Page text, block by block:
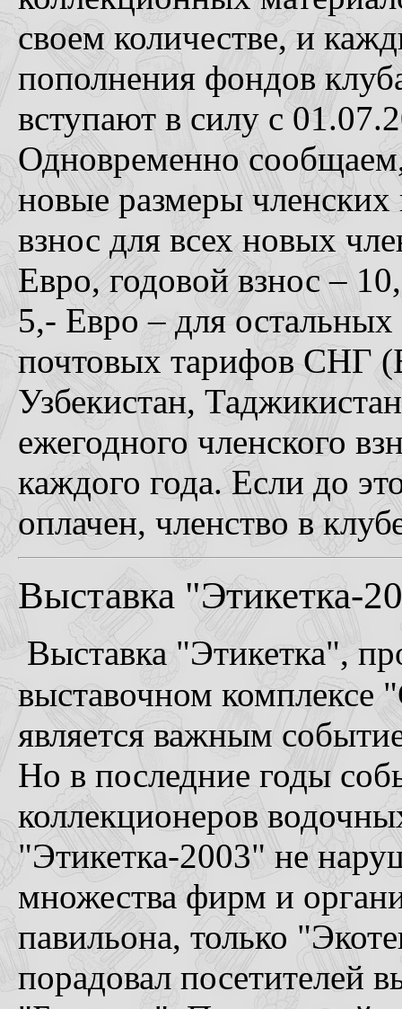
своем количестве, и
пополнения фондов
вступают в силу с
Одновременно
новые размеры
взнос для всех новых
Евро, годовой взнос –
5,- Евро – для
почтовых тарифов СНГ
Узбекистан,
ежегодного членского
каждого года. Если до
оплачен, членство в
Выставка "Этикетка-
Выставка "Этикетка",
выставочном комплексе
является важным
Но в последние годы
коллекционеров
"Этикетка-2003" не
множества фирм и
павильона, только
порадовал посетителей